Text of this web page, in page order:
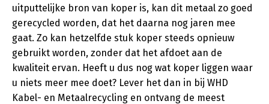
uitputtelijke bron van koper is, kan dit metaal zo goed
gerecycled worden, dat het daarna nog jaren mee
gaat. Zo kan hetzelfde stuk koper steeds opnieuw
gebruikt worden, zonder dat het afdoet aan de
kwaliteit ervan. Heeft u dus nog wat koper liggen waar
u niets meer mee doet? Lever het dan in bij WHD
Kabel- en Metaalrecycling en ontvang de meest